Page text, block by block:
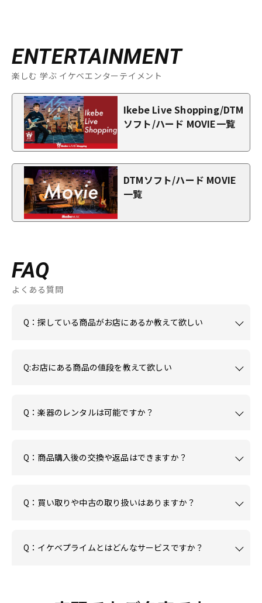
ENTERTAINMENT
楽しむ 学ぶ イケベエンターテイメント
Ikebe Live Shopping/DTM
ソフト/ハード MOVIE一覧
DTMソフト/ハード MOVIE
一覧
FAQ
よくある質問
Q：探している商品がお店にあるか教えて欲しい
Q:お店にある商品の値段を教えて欲しい
Q：楽器のレンタルは可能ですか？
Q：商品購入後の交換や返品はできますか？
Q：買い取りや中古の取り扱いはありますか？
Q：イケベプライムとはどんなサービスですか？